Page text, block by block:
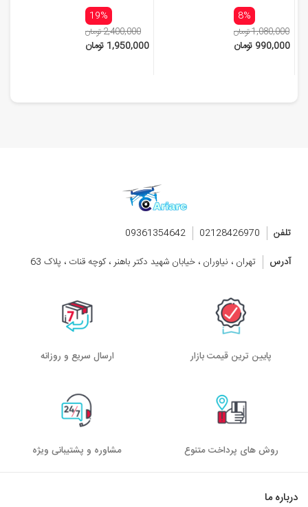
8%
1,080,000 تومان
990,000 تومان
19%
2,400,000 تومان
1,950,000 تومان
تلفن 02128426970
09361354642
آدرس
تهران ، نیاوران ، خیابان شهید دکتر باهنر ، کوچه قنات ، پلاک 63
پایین ترین قیمت بازار ارسال سریع و روزانه
روش های پرداخت متنوع مشاوره و پشتیبانی ویژه
درباره ما